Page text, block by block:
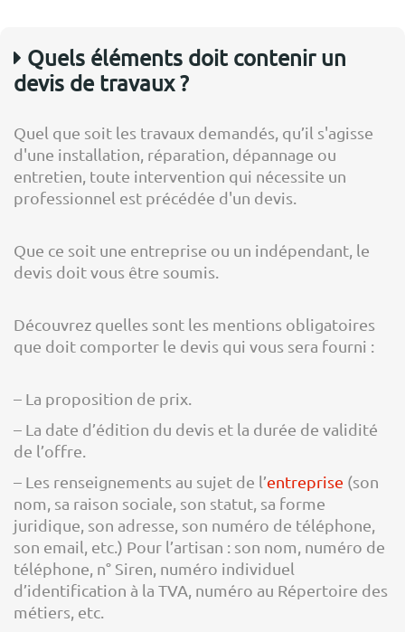
Quels éléments doit contenir un
devis de travaux ?
Quel que soit les travaux demandés, qu’il s'agisse
d'une installation, réparation, dépannage ou
entretien, toute intervention qui nécessite un
professionnel est précédée d'un devis.
Que ce soit une entreprise ou un indépendant, le
devis doit vous être soumis.
Découvrez quelles sont les mentions obligatoires
que doit comporter le devis qui vous sera fourni :
– La proposition de prix.
– La date d’édition du devis et la durée de validité
de l’offre.
– Les renseignements au sujet de l’entreprise (son
nom, sa raison sociale, son statut, sa forme
juridique, son adresse, son numéro de téléphone,
son email, etc.) Pour l’artisan : son nom, numéro de
téléphone, n° Siren, numéro individuel
d’identification à la TVA, numéro au Répertoire des
métiers, etc.